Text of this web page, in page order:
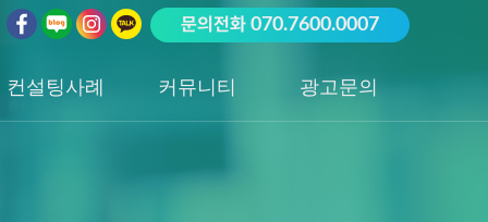
문의전화 070.7600.0007
컨설팅사례 커뮤니티 광고문의